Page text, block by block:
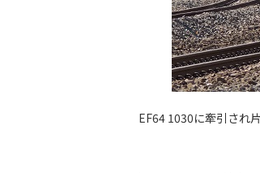
EF64 1030に牽引され